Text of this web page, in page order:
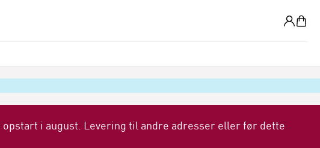
i august. Levering til andre adresser eller før dette